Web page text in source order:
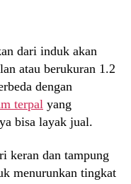
dari induk akan
atau berukuran 1.2
dengan
terpal yang
bisa layak jual.
keran dan tampung
menurunkan tingkat